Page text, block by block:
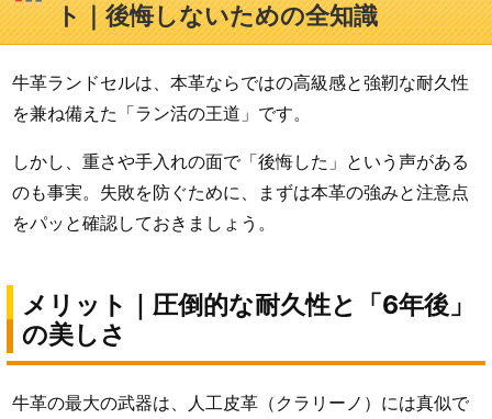
ト｜後悔しないための全知識
牛革ランドセルは、本革ならではの高級感と強靭な耐久性
を兼ね備えた「ラン活の王道」です。
しかし、重さや手入れの面で「後悔した」という声がある
のも事実。失敗を防ぐために、まずは本革の強みと注意点
をパッと確認しておきましょう。
メリット｜圧倒的な耐久性と「6年後」
の美しさ
牛革の最大の武器は、人工皮革（クラリーノ）には真似で